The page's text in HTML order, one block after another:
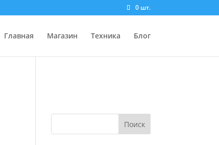
0 шт.
Главная Магазин Техника Блог